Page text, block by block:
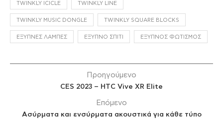
TWINKLY ICICLE TWINKLY LINE
TWINKLY MUSIC DONGLE TWINKLY SQUARE BLOCKS
ΈΞΥΠΝΕΣ ΛΆΜΠΕΣ ΈΞΥΠΝΟ ΣΠΊΤΙ ΈΞΥΠΝΟΣ ΦΩΤΙΣΜΌΣ
Προηγούμενο
CES 2023 – HTC Vive XR Elite
Επόμενο
Ασύρματα και ενσύρματα ακουστικά για κάθε τύπο